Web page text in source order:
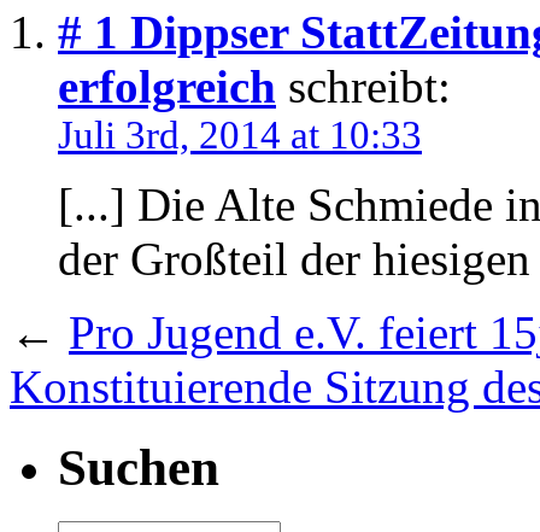
# 1 Dippser
erfolgreich schreibt:
Juli 3rd, 2014 at 10:33
[...] Die Alte Schmiede
der Großteil der
← Pro Jugend e.V. feiert
Konstituierende Sitzung
Suchen